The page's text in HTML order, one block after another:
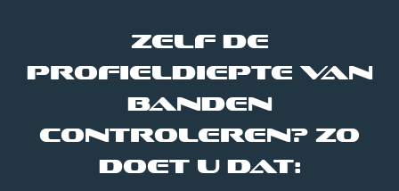
Zelf de
profieldiepte van
banden
controleren? Zo
doet u dat: